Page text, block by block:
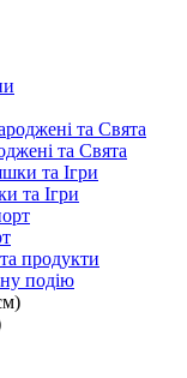
та Свята
та Ігри
продукти
подію